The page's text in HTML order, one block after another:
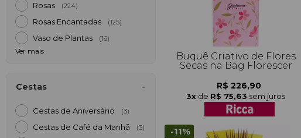
Rosas (224)
Rosas Encantadas (125)
Vaso de Plantas (16)
Ver mais
Cestas
Cestas de Aniversário (3)
Cestas de Café da Manh (3)
Buquê Criativo de Flores
Secas na Bag Florescer
R$ 226,90
3x de R$ 75,63 sem juros
-11%